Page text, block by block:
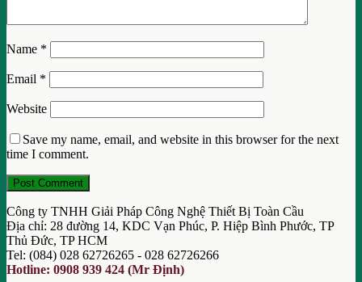
Name *
Email *
Website
Save my name, email, and website in this browser for the next
time I comment.
Công ty TNHH Giải Pháp Công Nghệ Thiết Bị Toàn Cầu
Địa chỉ: 28 đường 14, KDC Vạn Phúc, P. Hiệp Bình Phước, TP
Thủ Đức, TP HCM
Tel: (084) 028 62726265 - 028 62726266
Hotline: 0908 939 424 (Mr Định)